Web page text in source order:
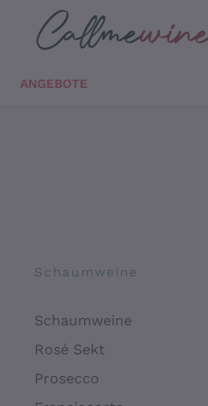
Zum Hauptinhalt springen
ANGEBOTE
Schaumweine
Schaumweine
Rosé Sekt
Prosecco